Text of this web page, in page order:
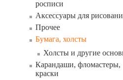
росписи
Аксессуары для
Прочее
Бумага, холсты
Холсты и другие
Карандаши, фломастеры,
краски